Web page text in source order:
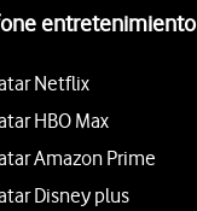
entretenimiento
Netflix
HBO Max
Amazon Prime
Disney plus